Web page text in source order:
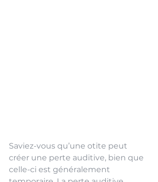
Saviez-vous qu’une otite peut
créer une perte auditive, bien que
celle-ci est généralement